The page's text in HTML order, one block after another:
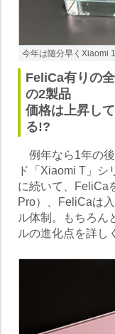
今年は随分早くXiaomi
FeliCa有りの
の2製品
価格は上昇し
る!?
例年なら1年の後
ド「Xiaomi T」
に続いて、FeliCa
Pro）、FeliCaは
ル体制。もちろん
ルの進化点を詳し